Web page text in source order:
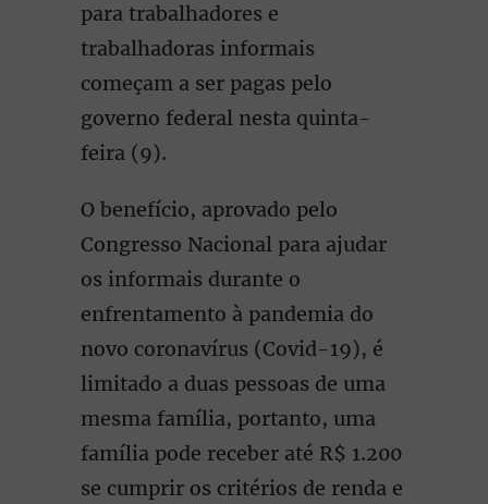
para trabalhadores e
trabalhadoras informais
começam a ser pagas pelo
governo federal nesta quinta-
feira (9).
O benefício, aprovado pelo
Congresso Nacional para ajudar
os informais durante o
enfrentamento à pandemia do
novo coronavírus (Covid-19), é
limitado a duas pessoas de uma
mesma família, portanto, uma
família pode receber até R$ 1.200
se cumprir os critérios de renda e